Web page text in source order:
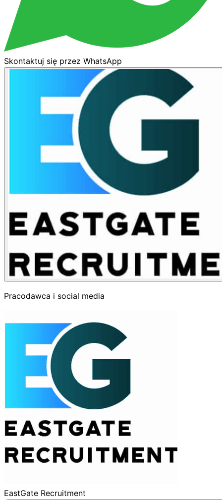
Skontaktuj się przez WhatsApp
Pracodawca i social media
EastGate Recruitment